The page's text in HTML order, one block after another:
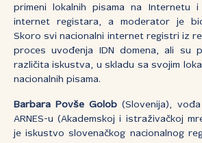
primeni lokalnih pisama na Internetu i
internet registara, a moderator je
Skoro svi nacionalni internet registri iz
proces uvođenja IDN domena, ali su
različita iskustva, u skladu sa svojim
nacionalnih pisama.
Barbara Povše Golob (Slovenija),
ARNES-u (Akademskoj i istraživačkoj
je iskustvo slovenačkog nacionalnog